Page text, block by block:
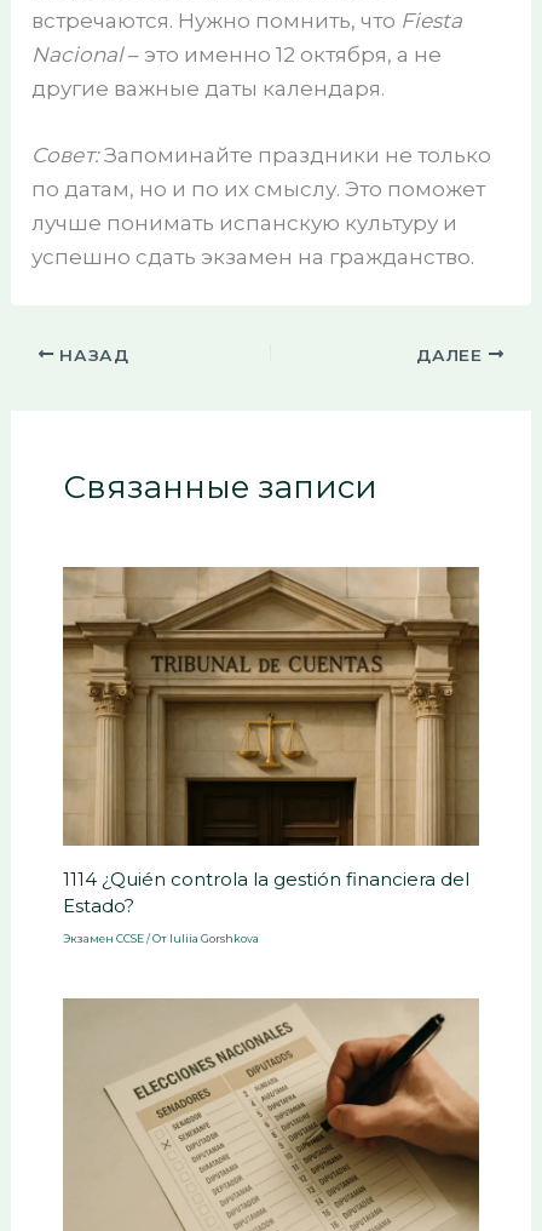
встречаются. Нужно помнить, что Fiesta
Nacional– это именно 12 октября, а не
другие важные даты календаря.
Совет:Запоминайте праздники не только
по датам, но и по их смыслу. Это поможет
лучше понимать испанскую культуру и
успешно сдать экзамен на гражданство.
НАЗАД ДАЛЕЕ
Связанные записи
1114 ¿Quién controla la gestión financiera del
Estado?
Экзамен CCSE/ От Iuliia Gorshkova